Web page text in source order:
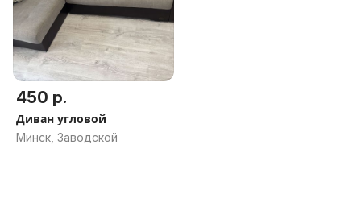
450 р.
Диван угловой
Минск, Заводской